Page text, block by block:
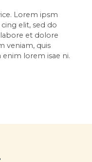
Lorem ipsm
elit, sed do
et dolore
veniam, quis
lorem isae ni.